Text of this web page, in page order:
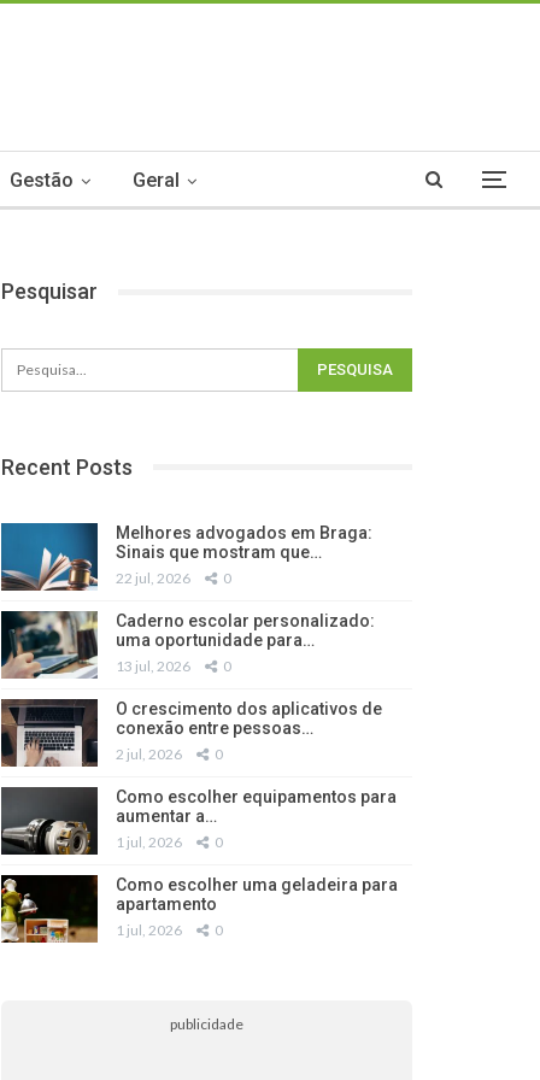
Gestão Geral
Pesquisar
Recent Posts
Melhores advogados em Braga:
Sinais que mostram que…
22 jul, 2026 0
Caderno escolar personalizado:
uma oportunidade para…
13 jul, 2026 0
O crescimento dos aplicativos de
conexão entre pessoas…
2 jul, 2026 0
Como escolher equipamentos para
aumentar a…
1 jul, 2026 0
Como escolher uma geladeira para
apartamento
1 jul, 2026 0
publicidade